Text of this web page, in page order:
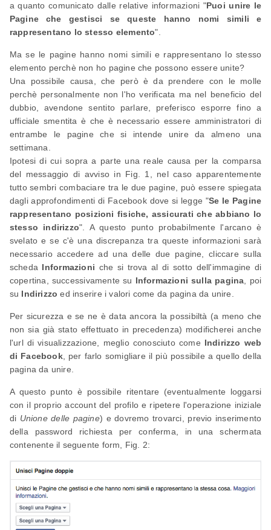
a quanto comunicato dalle relative informazioni "Puoi unire le
Pagine che gestisci se queste hanno nomi simili e
rappresentano lo stesso elemento".
Ma se le pagine hanno nomi simili e rappresentano lo stesso
elemento perchè non ho pagine che possono essere unite?
Una possibile causa, che però è da prendere con le molle
perchè personalmente non l'ho verificata ma nel beneficio del
dubbio, avendone sentito parlare, preferisco esporre fino a
ufficiale smentita è che è necessario essere amministratori di
entrambe le pagine che si intende unire da almeno una
settimana.
Ipotesi di cui sopra a parte una reale causa per la comparsa
del messaggio di avviso in Fig. 1, nel caso apparentemente
tutto sembri combaciare tra le due pagine, può essere spiegata
dagli approfondimenti di Facebook dove si legge "Se le Pagine
rappresentano posizioni fisiche, assicurati che abbiano lo
stesso indirizzo". A questo punto probabilmente l'arcano è
svelato e se c'è una discrepanza tra queste informazioni sarà
necessario accedere ad una delle due pagine, cliccare sulla
scheda Informazioni che si trova al di sotto dell'immagine di
copertina, successivamente su Informazioni sulla pagina, poi
su Indirizzo ed inserire i valori come da pagina da unire.
Per sicurezza e se ne è data ancora la possibiltà (a meno che
non sia già stato effettuato in precedenza) modificherei anche
l'url di visualizzazione, meglio conosciuto come Indirizzo web
di Facebook, per farlo somigliare il più possibile a quello della
pagina da unire.
A questo punto è possibile ritentare (eventualmente loggarsi
con il proprio account del profilo e ripetere l'operazione iniziale
di Unione delle pagine) e dovremo trovarci, previo inserimento
della password richiesta per conferma, in una schermata
contenente il seguente form, Fig. 2: